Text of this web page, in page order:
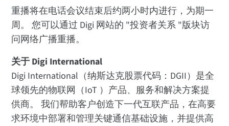
重播将在电话会议结束后约两小时内进行，为期一
周。 您可以通过 Digi 网站的 "投资者关系 "版块访
问网络广播重播。
关于 Digi International
Digi International（纳斯达克股票代码：DGII）是全
球领先的物联网（IoT ）产品、服务和解决方案提
供商。 我们帮助客户创造下一代互联产品，在高要
求环境中部署和管理关键通信基础设施，并提供高